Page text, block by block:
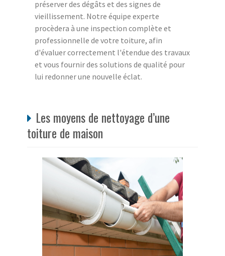
préserver des dégâts et des signes de
vieillissement. Notre équipe experte
procèdera à une inspection complète et
professionnelle de votre toiture, afin
d'évaluer correctement l'étendue des travaux
et vous fournir des solutions de qualité pour
lui redonner une nouvelle éclat.
Les moyens de nettoyage d’une
toiture de maison